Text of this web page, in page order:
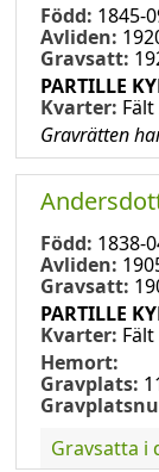
Född: 1845-
Avliden:
Gravsatt:
PARTILLE
Kvarter: Fält
Gravrätten
Född: 1838-
Avliden:
Gravsatt:
PARTILLE
Kvarter: Fält
Hemort:
Gravplats:
Gravsatta i